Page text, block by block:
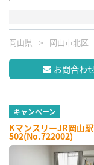
岡山県 岡山市北区
お問合わ
キャンペーン
KマンスリーJR岡山
502(No.722002)